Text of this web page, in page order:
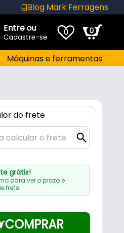
Blog Mark Ferragens
Entre ou
Cadastre-se 0 0
Máquinas e ferramentas
do frete
grátis!
para ver o prazo e
frete.
COMPRAR